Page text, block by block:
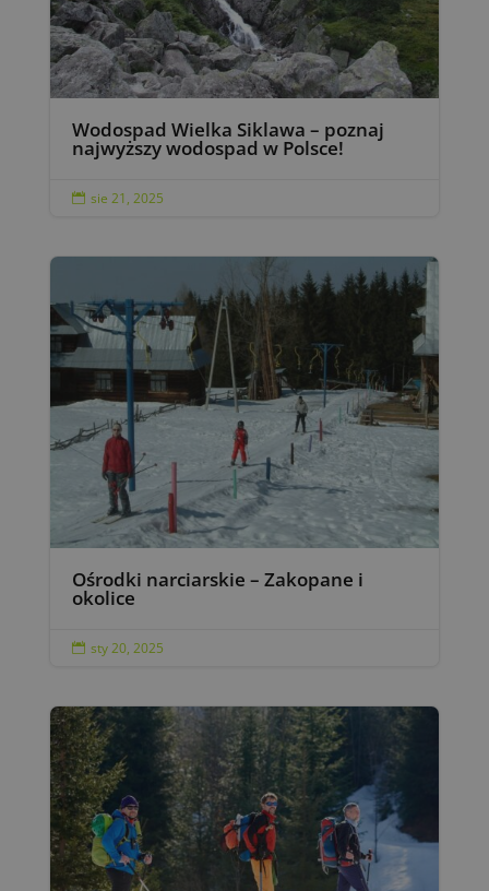
Wodospad Wielka Siklawa – poznaj
najwyższy wodospad w Polsce!
 sie 21, 2025
Ośrodki narciarskie – Zakopane i
okolice
 sty 20, 2025